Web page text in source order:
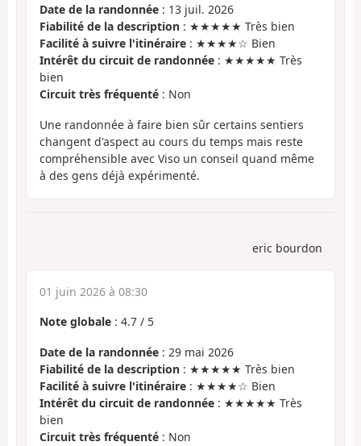
Date de la randonnée : 13 juil. 2026
Fiabilité de la description : ★★★★★ Très bien
Facilité à suivre l'itinéraire : ★★★★☆ Bien
Intérêt du circuit de randonnée : ★★★★★ Très
bien
Circuit très fréquenté : Non
Une randonnée à faire bien sûr certains sentiers
changent d'aspect au cours du temps mais reste
compréhensible avec Viso un conseil quand même
à des gens déjà expérimenté.
eric bourdon
01 juin 2026 à 08:30
Note globale : 4.7 / 5
Date de la randonnée : 29 mai 2026
Fiabilité de la description : ★★★★★ Très bien
Facilité à suivre l'itinéraire : ★★★★☆ Bien
Intérêt du circuit de randonnée : ★★★★★ Très
bien
Circuit très fréquenté : Non